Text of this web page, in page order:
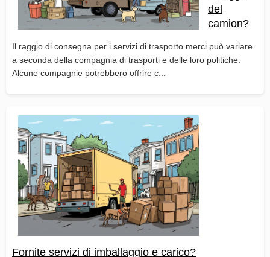
del
camion?
Il raggio di consegna per i servizi di trasporto merci può variare
a seconda della compagnia di trasporti e delle loro politiche.
Alcune compagnie potrebbero offrire c...
Fornite servizi di imballaggio e carico?